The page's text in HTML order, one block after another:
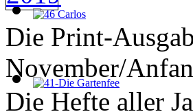
Die Print-
November/
Die Hefte aller